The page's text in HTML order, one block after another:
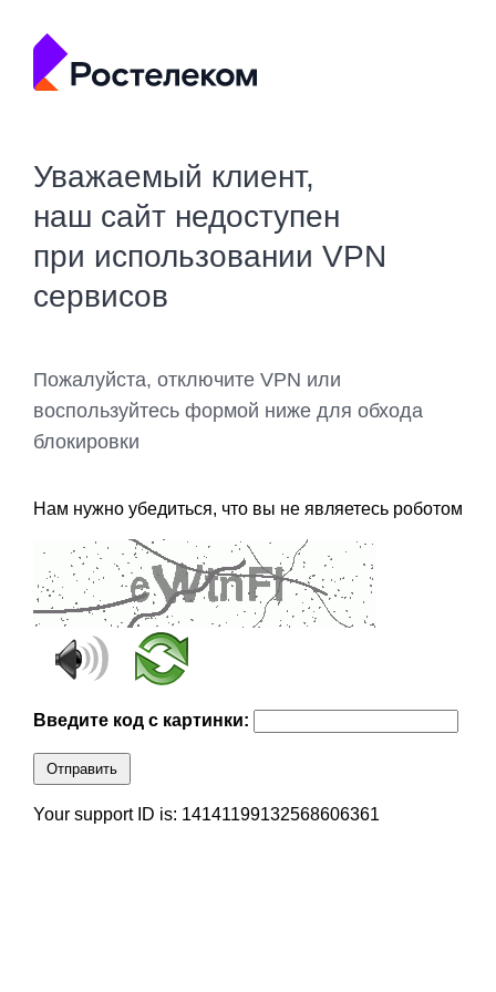
Уважаемый клиент,
наш сайт недоступен
при использовании VPN
сервисов
Пожалуйста, отключите VPN или
воспользуйтесь формой ниже для обхода
блокировки
Нам нужно убедиться, что вы не являетесь роботом
Введите код с картинки:
Отправить
Your support ID is: 14141199132568606361